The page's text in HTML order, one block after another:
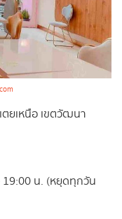
ยเหนือ เขตวัฒนา
19:00 น. (หยุดทุกวัน